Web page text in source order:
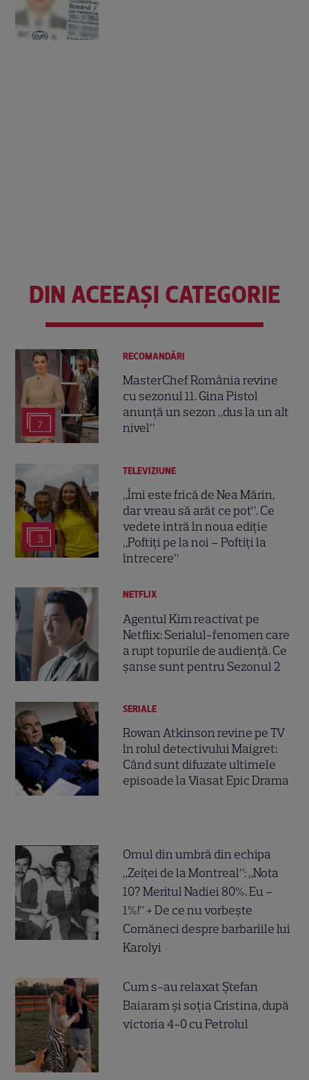
DIN ACEEAȘI CATEGORIE
7
RECOMANDĂRI
MasterChef România revine
cu sezonul 11. Gina Pistol
anunță un sezon „dus la un alt
nivel”
3
TELEVIZIUNE
„Îmi este frică de Nea Mărin,
dar vreau să arăt ce pot”. Ce
vedete intră în noua ediție
„Poftiți pe la noi – Poftiți la
întrecere”
NETFLIX
Agentul Kim reactivat pe
Netflix: Serialul-fenomen care
a rupt topurile de audiență. Ce
șanse sunt pentru Sezonul 2
SERIALE
Rowan Atkinson revine pe TV
în rolul detectivului Maigret:
Când sunt difuzate ultimele
episoade la Viasat Epic Drama
Omul din umbră din echipa
„Zeiței de la Montreal”: „Nota
10? Meritul Nadiei 80%. Eu –
1%!” + De ce nu vorbește
Comăneci despre barbariile lui
Karolyi
Cum s-au relaxat Ștefan
Baiaram și soția Cristina, după
victoria 4-0 cu Petrolul